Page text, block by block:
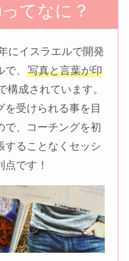
てなに？
にイスラエルで開発
で、写真と言葉が印
構成されています。
を受けられる事を目
で、コーチングを初
することなくセッシ
です！